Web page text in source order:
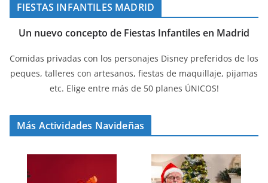
FIESTAS INFANTILES MADRID
Un nuevo concepto de Fiestas Infantiles en Madrid
Comidas privadas con los personajes Disney preferidos de los
peques, talleres con artesanos, fiestas de maquillaje, pijamas
etc. Elige entre más de 50 planes ÚNICOS!
Más Actividades Navideñas